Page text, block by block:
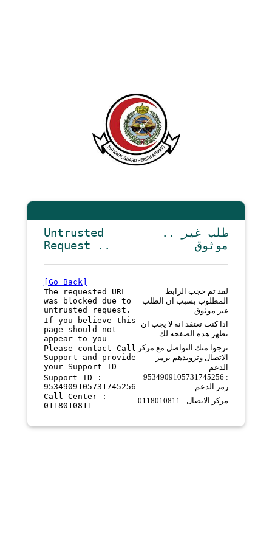
Untrusted
Request ..
.. طلب غير
موثوق
[Go Back]
The requested URL
was blocked due to
untrusted request.
لقد تم حجب الرابط
المطلوب بسبب ان الطلب
غير موثوق
If you believe this
page should not
appear to you
اذا كنت تعتقد انه لا يجب ان
تظهر هذه الصفحه لك
Please contact Call
Support and provide
your Support ID
نرجوا منك التواصل مع مركز
الاتصال وتزويدهم برمز
الدعم
Support ID :
9534909105731745256
9534909105731745256 :
رمز الدعم
Call Center :
0118010811
مركز الاتصال : 0118010811